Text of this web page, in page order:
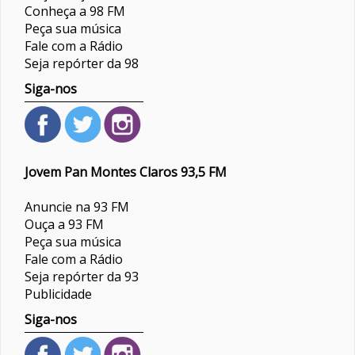
Conheça a 98 FM
Peça sua música
Fale com a Rádio
Seja repórter da 98
Siga-nos
Jovem Pan Montes Claros 93,5 FM
Anuncie na 93 FM
Ouça a 93 FM
Peça sua música
Fale com a Rádio
Seja repórter da 93
Publicidade
Siga-nos